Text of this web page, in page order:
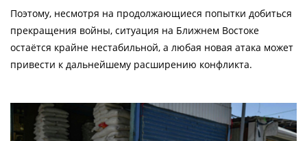
Поэтому, несмотря на продолжающиеся попытки добиться
прекращения войны, ситуация на Ближнем Востоке
остаётся крайне нестабильной, а любая новая атака может
привести к дальнейшему расширению конфликта.